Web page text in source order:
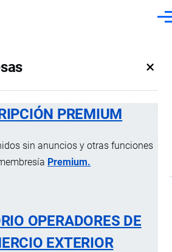
×
PREMIUM
sin anuncios y otras funciones
Premium.
OPERADORES DE
EXTERIOR
Internacional
Cómo Vender en
Febrero, 2026